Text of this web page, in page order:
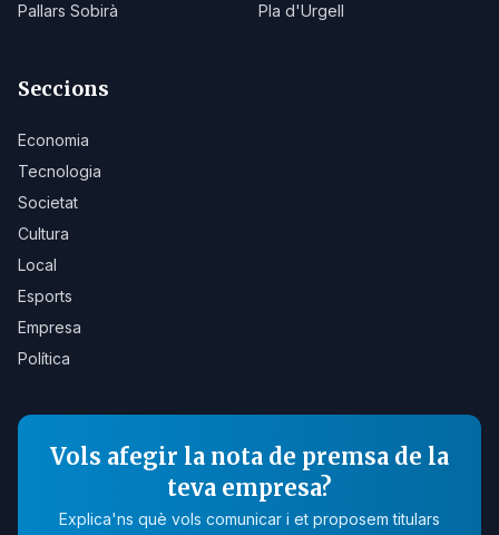
Pallars Sobirà
Pla d'Urgell
Seccions
Economia
Tecnologia
Societat
Cultura
Local
Esports
Empresa
Política
Vols afegir la nota de premsa de la
teva empresa?
Explica'ns què vols comunicar i et proposem titulars